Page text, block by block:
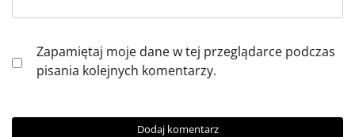
Zapamiętaj moje dane w tej przeglądarce podczas
pisania kolejnych komentarzy.